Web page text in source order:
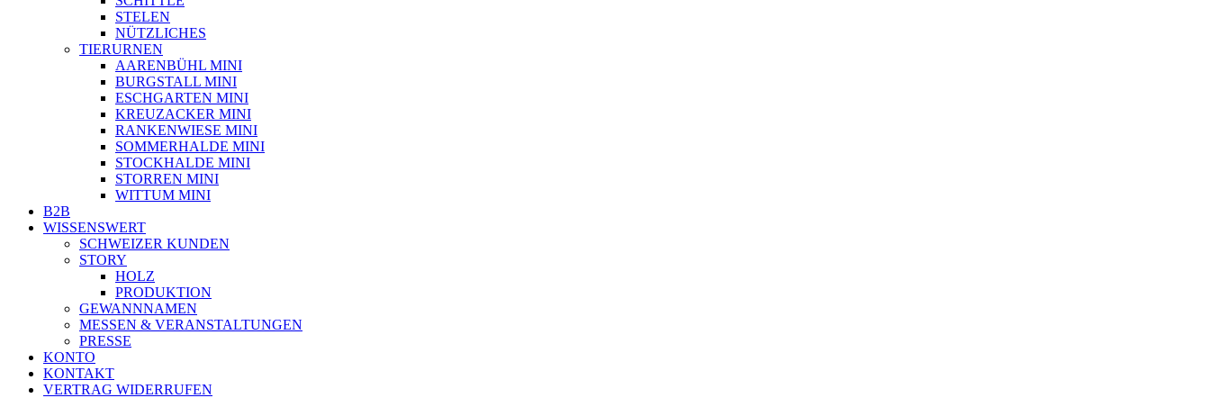
STELEN
NÜTZLICHES
TIERURNEN
AARENBÜHL MINI
BURGSTALL MINI
ESCHGARTEN MINI
KREUZACKER MINI
RANKENWIESE MINI
SOMMERHALDE MINI
STOCKHALDE MINI
STORREN MINI
WITTUM MINI
B2B
WISSENSWERT
SCHWEIZER KUNDEN
STORY
HOLZ
PRODUKTION
GEWANNNAMEN
MESSEN & VERANSTALTUNGEN
PRESSE
KONTO
KONTAKT
VERTRAG WIDERRUFEN